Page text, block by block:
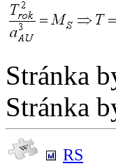
Stránka
Stránka
RS